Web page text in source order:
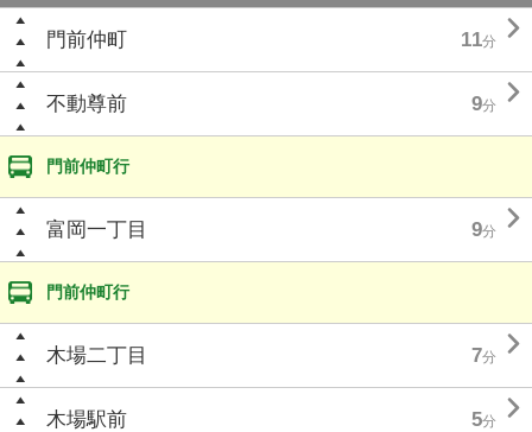
門前仲町 11分 
不動尊前 9分 
門前仲町行
富岡一丁目 9分 
門前仲町行
木場二丁目 7分 
木場駅前 5分 